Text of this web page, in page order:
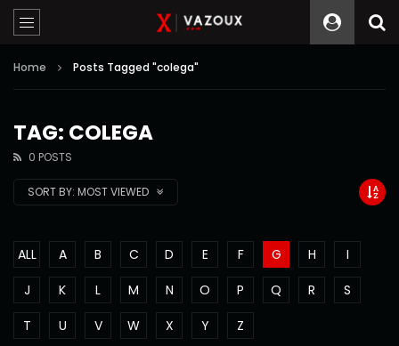
Home Posts Tagged "colega"
TAG: COLEGA
0 POSTS
SORT BY: MOST VIEWED
ALL A B C D E F G H
I
J
K L M N O P Q R
S
T
U V W X Y Z